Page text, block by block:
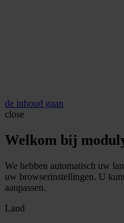
de inhoud gaan
close
Welkom bij
We hebben automatisch uw
uw browserinstellingen. U
aanpassen.
Land